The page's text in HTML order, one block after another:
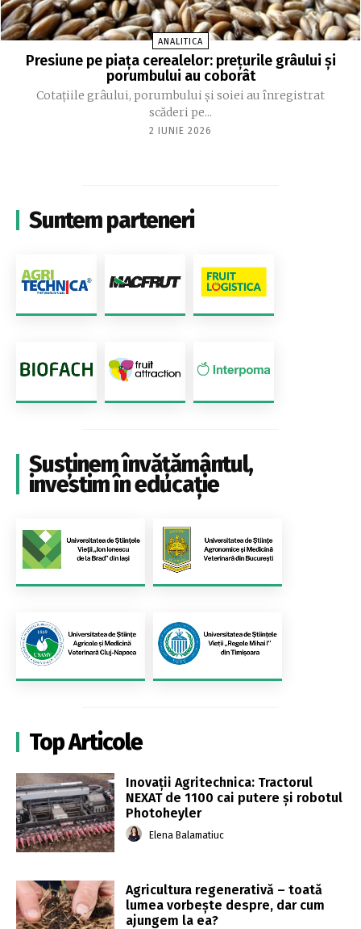
ANALITICA
Presiune pe piața cerealelor: prețurile grâului și
porumbului au coborât
Cotațiile grâului, porumbului și soiei au înregistrat
scăderi pe...
2 IUNIE 2026
Suntem parteneri
Susținem învățământul,
investim în educație
Top Articole
Inovații Agritechnica: Tractorul
NEXAT de 1100 cai putere și robotul
Photoheyler
Elena Balamatiuc
Agricultura regenerativă – toată
lumea vorbește despre, dar cum
ajungem la ea?